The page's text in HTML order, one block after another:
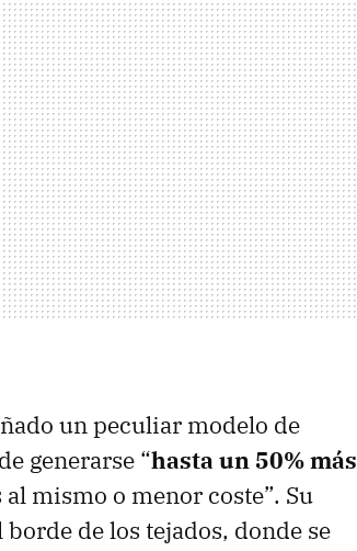
un peculiar modelo de
generarse “hasta un 50% más
mismo o menor coste”. Su
de los tejados, donde se